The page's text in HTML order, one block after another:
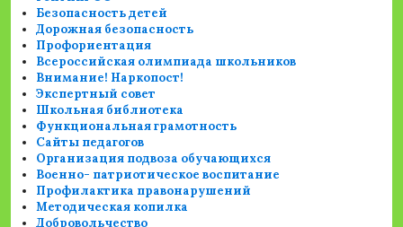
Безопасность детей
Дорожная безопасность
Профориентация
Всероссийская олимпиада школьников
Внимание! Наркопост!
Экспертный совет
Школьная библиотека
Функциональная грамотность
Сайты педагогов
Организация подвоза обучающихся
Военно- патриотическое воспитание
Профилактика правонарушений
Методическая копилка
Добровольчество